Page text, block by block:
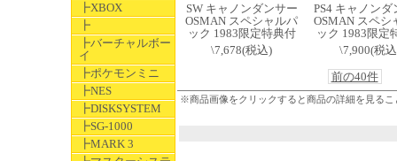
┣XBOX
┣
┣バーチャルボー
イ
┣ポケモンミニ
┣NES
┣DISKSYSTEM
┣SG-1000
┣MARK 3
SW キャノンダンサー
OSMAN スペシャルパ
ック 1983限定特典付
\7,678(税込)
PS4 キャノンダ
OSMAN スペシ
ック 1983限定
\7,900(税
前の40件
※商品画像をクリックすると商品の詳細を見るこ